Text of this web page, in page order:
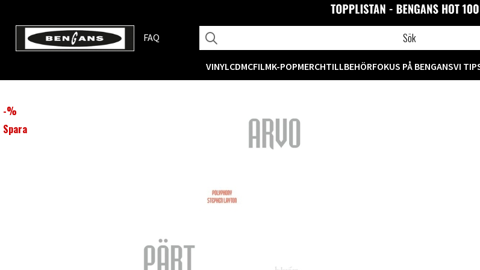
FAQ
VINYLCDMCFILMK-POPMERCHTILLBEHÖRFOKUS PÅ BENGANSVI
-%
Spara